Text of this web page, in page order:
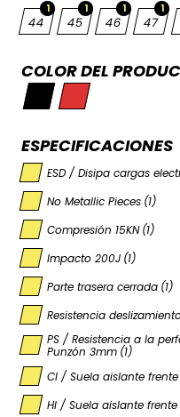
1
44
1
45
1
46
1
47
COLOR DEL
ESPECIFICACIONES
ESD / Disipa cargas
No Metallic Pieces (1)
Compresión 15KN (1)
Impacto 200J (1)
Parte trasera cerrada (1)
Resistencia
PS / Resistencia a la
Punzón 3mm (1)
CI / Suela aislante
HI / Suela aislante